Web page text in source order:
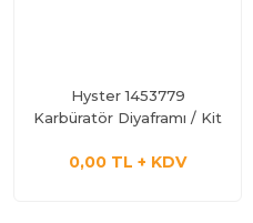
Hyster 1453779
Karbüratör Diyaframı / Kit
Oem
0,00 TL + KDV